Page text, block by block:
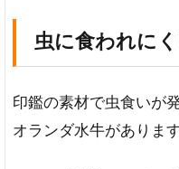
虫に食われに
印鑑の素材で虫食いが
オランダ水牛があります